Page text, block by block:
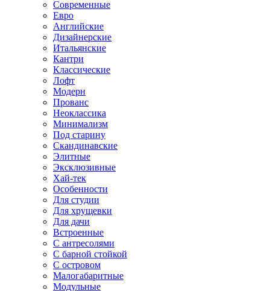
Современные
Евро
Английские
Дизайнерские
Итальянские
Кантри
Классические
Лофт
Модерн
Прованс
Неоклассика
Минимализм
Под старину
Скандинавские
Элитные
Эксклюзивные
Хай-тек
Особенности
Для студии
Для хрущевки
Для дачи
Встроенные
С антресолями
С барной стойкой
С островом
Малогабаритные
Модульные